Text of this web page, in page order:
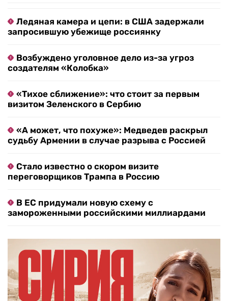
Ледяная камера и цепи: в США задержали
запросившую убежище россиянку
Возбуждено уголовное дело из-за угроз
создателям «Колобка»
«Тихое сближение»: что стоит за первым
визитом Зеленского в Сербию
«А может, что похуже»: Медведев раскрыл
судьбу Армении в случае разрыва с Россией
Стало известно о скором визите
переговорщиков Трампа в Россию
В ЕС придумали новую схему с
замороженными российскими миллиардами